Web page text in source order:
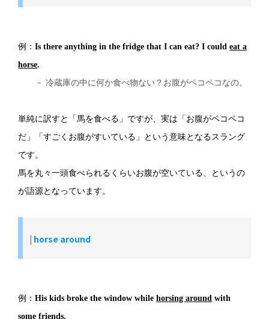
例：Is there anything in the fridge that I can eat? I couldeat a
horse.
－ 冷蔵庫の中に何か食べ物ない？お腹がペコペコなの。
単純に訳すと「馬を食べる」ですが、実は「お腹がペコペコ
だ」「すごくお腹がすいている」という意味となるスラング
です。
馬を丸々一頭食べられるくらいお腹が空いている、というの
が語源となっています。
| horse around
例：His kids broke the window whilehorsing around with
some friends.